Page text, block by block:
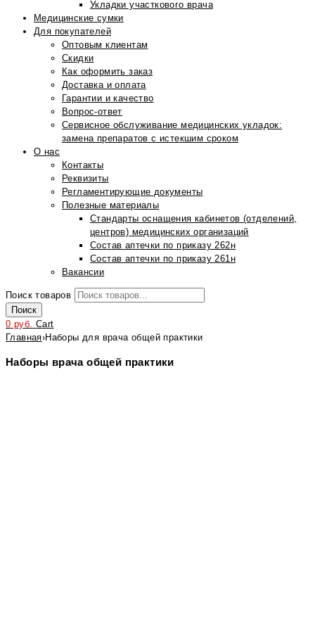
Укладки участкового врача
Медицинские сумки
Для покупателей
Оптовым клиентам
Скидки
Как оформить заказ
Доставка и оплата
Гарантии и качество
Вопрос-ответ
Сервисное обслуживание медицинских укладок:
замена препаратов с истекшим сроком
О нас
Контакты
Реквизиты
Регламентирующие документы
Полезные материалы
Стандарты оснащения кабинетов (отделений,
центров) медицинских организаций
Состав аптечки по приказу 262н
Состав аптечки по приказу 261н
Вакансии
Поиск товаров
Поиск
0 руб. Cart
Главная›Наборы для врача общей практики
Наборы врача общей практики